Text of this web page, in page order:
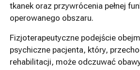
tkanek oraz przywrócenia pełnej
operowanego obszaru.
Fizjoterapeutyczne podejście
psychiczne pacjenta, który,
rehabilitacji, może odczuwać